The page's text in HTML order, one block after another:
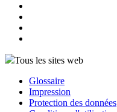
Tous les sites web
Glossaire
Impression
Protection des données